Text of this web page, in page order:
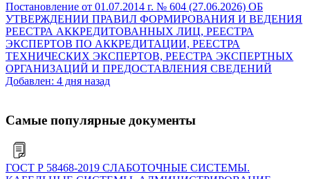
Постановление от 01.07.2014 г. № 604 (27.06.2026) ОБ
УТВЕРЖДЕНИИ ПРАВИЛ ФОРМИРОВАНИЯ И ВЕДЕНИЯ
РЕЕСТРА АККРЕДИТОВАННЫХ ЛИЦ, РЕЕСТРА
ЭКСПЕРТОВ ПО АККРЕДИТАЦИИ, РЕЕСТРА
ТЕХНИЧЕСКИХ ЭКСПЕРТОВ, РЕЕСТРА ЭКСПЕРТНЫХ
ОРГАНИЗАЦИЙ И ПРЕДОСТАВЛЕНИЯ СВЕДЕНИЙ
Добавлен: 4 дня назад
Самые популярные документы
ГОСТ Р 58468-2019 СЛАБОТОЧНЫЕ СИСТЕМЫ.